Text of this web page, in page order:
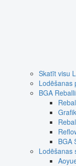
Skatīt visu
Lodēšanas
BGA
BGA
Lodēšanas